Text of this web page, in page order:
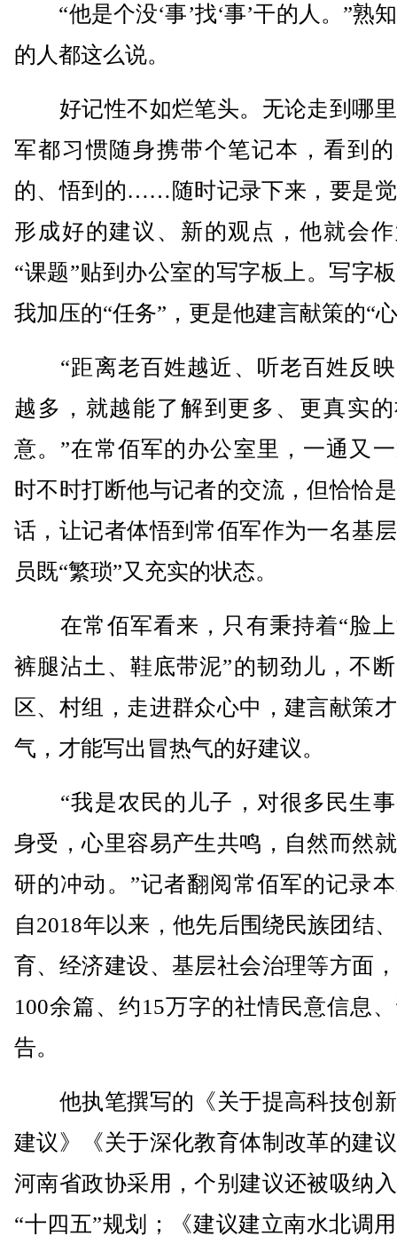
“他是个没‘事’找‘事’干的人。”熟
的人都这么说。
好记性不如烂笔头。无论走到哪
军都习惯随身携带个笔记本，看到
的、悟到的……随时记录下来，要是
形成好的建议、新的观点，他就会
“课题”贴到办公室的写字板上。写字
我加压的“任务”，更是他建言献策的“
“距离老百姓越近、听老百姓反映
越多，就越能了解到更多、更真实
意。”在常佰军的办公室里，一通又
时不时打断他与记者的交流，但恰恰
话，让记者体悟到常佰军作为一名基
员既“繁琐”又充实的状态。
在常佰军看来，只有秉持着“脸上
裤腿沾土、鞋底带泥”的韧劲儿，不
区、村组，走进群众心中，建言献策
气，才能写出冒热气的好建议。
“我是农民的儿子，对很多民生事
身受，心里容易产生共鸣，自然而然
研的冲动。”记者翻阅常佰军的记录
自2018年以来，他先后围绕民族团结
育、经济建设、基层社会治理等方面
100余篇、约15万字的社情民意信息
告。
他执笔撰写的《关于提高科技创
建议》《关于深化教育体制改革的建
河南省政协采用，个别建议还被吸纳
“十四五”规划；《建议建立南水北调